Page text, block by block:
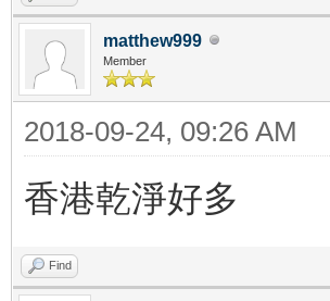
matthew999
Member
2018-09-24, 09:26 AM
香港乾淨好多
Find